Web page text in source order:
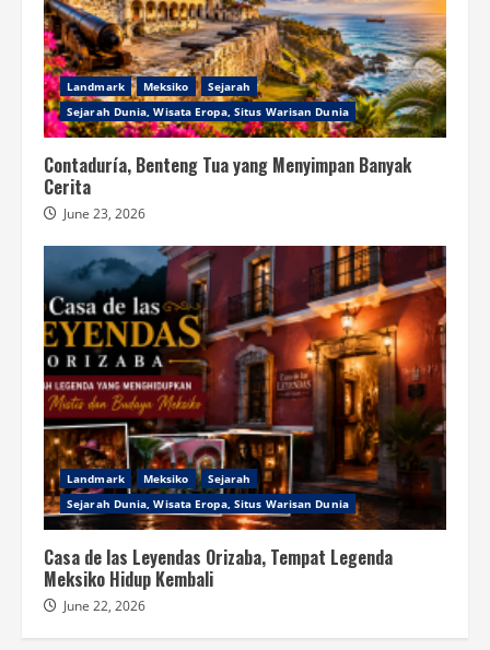
Landmark Meksiko
Sejarah
Sejarah Dunia, Wisata Eropa, Situs Warisan Dunia
Contaduría, Benteng Tua yang Menyimpan Banyak
Cerita
June 23, 2026
Landmark Meksiko
Sejarah
Sejarah Dunia, Wisata Eropa, Situs Warisan Dunia
Casa de las Leyendas Orizaba, Tempat Legenda
Meksiko Hidup Kembali
June 22, 2026